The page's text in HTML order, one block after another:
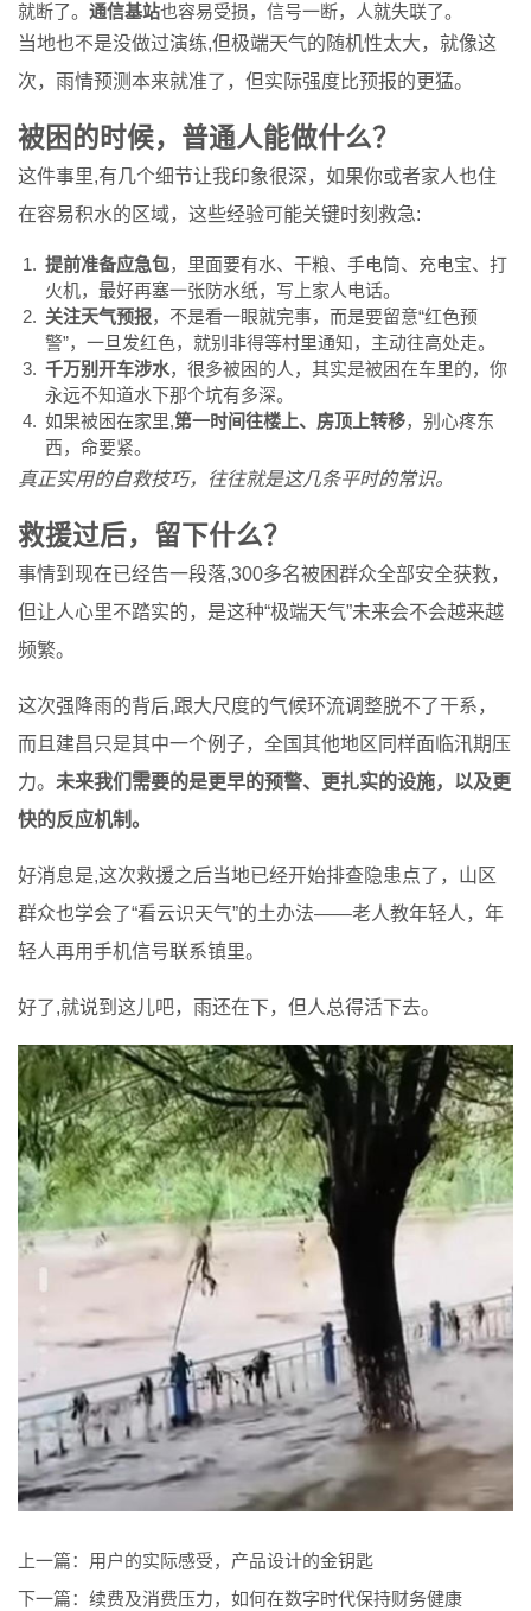
就断了。 通信基站也容易受损，信号一断，人就失联了。
当地也不是没做过演练,但极端天气的随机性太大，就像这
次，雨情预测本来就准了，但实际强度比预报的更猛。
被困的时候，普通人能做什么？
这件事里,有几个细节让我印象很深，如果你或者家人也住
在容易积水的区域，这些经验可能关键时刻救急:
提前准备应急包，里面要有水、干粮、手电筒、充电宝、打
火机，最好再塞一张防水纸，写上家人电话。
关注天气预报，不是看一眼就完事，而是要留意“红色预
警”，一旦发红色，就别非得等村里通知，主动往高处走。
千万别开车涉水，很多被困的人，其实是被困在车里的，你
永远不知道水下那个坑有多深。
如果被困在家里,第一时间往楼上、房顶上转移，别心疼东
西，命要紧。
真正实用的自救技巧，往往就是这几条平时的常识。
救援过后，留下什么？
事情到现在已经告一段落,300多名被困群众全部安全获救，
但让人心里不踏实的，是这种“极端天气”未来会不会越来越
频繁。
这次强降雨的背后,跟大尺度的气候环流调整脱不了干系，
而且建昌只是其中一个例子，全国其他地区同样面临汛期压
力。 未来我们需要的是更早的预警、更扎实的设施，以及更
快的反应机制。
好消息是,这次救援之后当地已经开始排查隐患点了，山区
群众也学会了“看云识天气”的土办法——老人教年轻人，年
轻人再用手机信号联系镇里。
好了,就说到这儿吧，雨还在下，但人总得活下去。
上一篇： 用户的实际感受，产品设计的金钥匙
下一篇： 续费及消费压力，如何在数字时代保持财务健康